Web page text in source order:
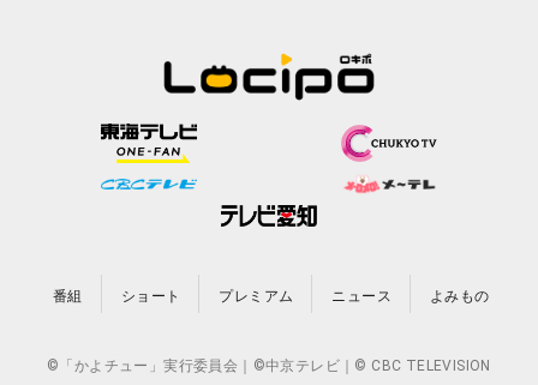
番組 ショート プレミアム ニュース よみもの
©「かよチュー」実行委員会｜©中京テレビ｜© CBC TELEVISION